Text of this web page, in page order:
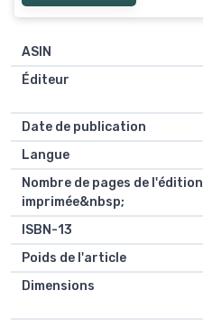
ASIN
Éditeur
Date de publication
Langue
Nombre de pages de l'édition
imprimée&nbsp;
ISBN-13
Poids de l'article
Dimensions